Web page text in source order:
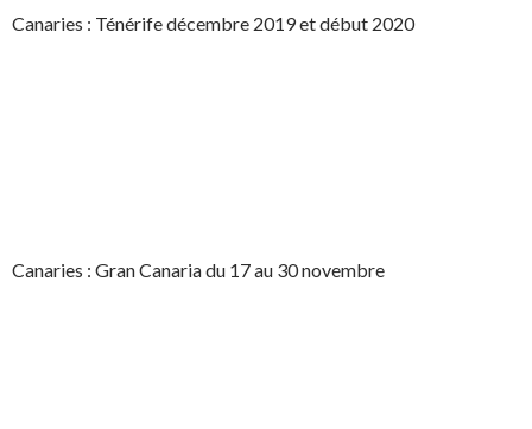
Canaries : Ténérife décembre 2019 et début 2020
Canaries : Gran Canaria du 17 au 30 novembre